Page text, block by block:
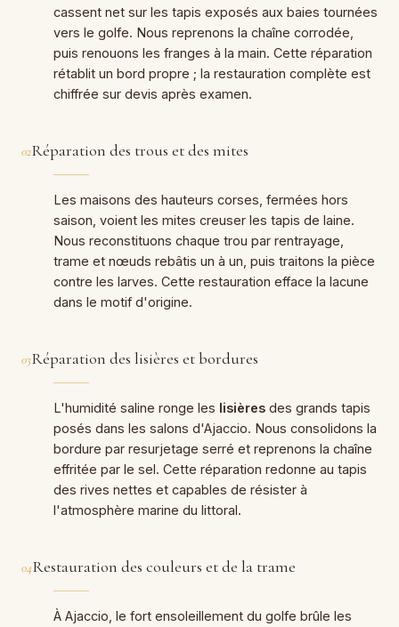
cassent net sur les tapis exposés aux baies tournées
vers le golfe. Nous reprenons la chaîne corrodée,
puis renouons les franges à la main. Cette réparation
rétablit un bord propre ; la restauration complète est
chiffrée sur devis après examen.
02Réparation des trous et des mites
Les maisons des hauteurs corses, fermées hors
saison, voient les mites creuser les tapis de laine.
Nous reconstituons chaque trou par rentrayage,
trame et nœuds rebâtis un à un, puis traitons la pièce
contre les larves. Cette restauration efface la lacune
dans le motif d'origine.
03Réparation des lisières et bordures
L'humidité saline ronge les lisières des grands tapis
posés dans les salons d'Ajaccio. Nous consolidons la
bordure par resurjetage serré et reprenons la chaîne
effritée par le sel. Cette réparation redonne au tapis
des rives nettes et capables de résister à
l'atmosphère marine du littoral.
04Restauration des couleurs et de la trame
À Ajaccio, le fort ensoleillement du golfe brûle les